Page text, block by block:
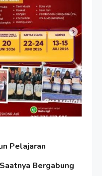
Pelajaran
Bergabung